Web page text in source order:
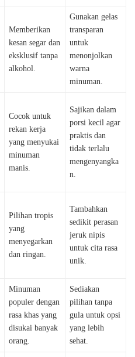
Memberikan
kesan segar dan
eksklusif tanpa
alkohol.
Gunakan gelas
transparan
untuk
menonjolkan
warna
minuman.
Cocok untuk
rekan kerja
yang menyukai
minuman
manis.
Sajikan dalam
porsi kecil agar
praktis dan
tidak terlalu
mengenyangka
n.
Pilihan tropis
yang
menyegarkan
dan ringan.
Tambahkan
sedikit perasan
jeruk nipis
untuk cita rasa
unik.
Minuman
populer dengan
rasa khas yang
disukai banyak
orang.
Sediakan
pilihan tanpa
gula untuk opsi
yang lebih
sehat.